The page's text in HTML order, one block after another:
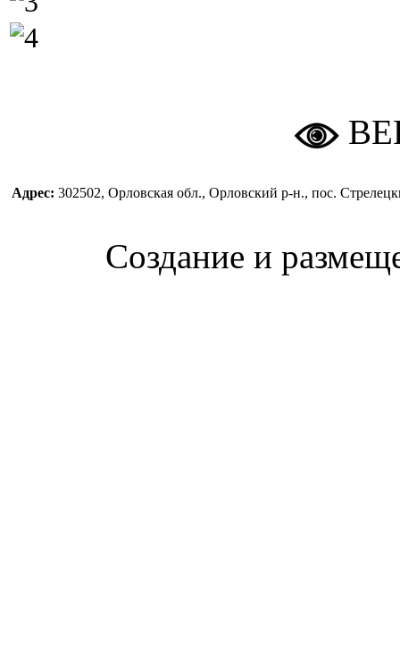
Адрес: 302502, Орловская обл., Орловский р-н., пос.
Создание и